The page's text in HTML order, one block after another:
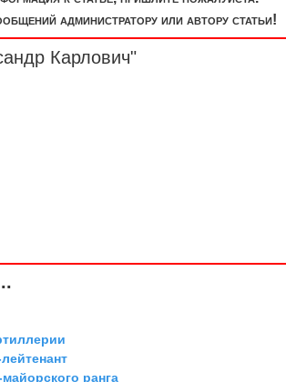
администратору или автору статьи!
Карлович"
ранга